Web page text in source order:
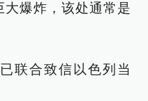
大爆炸，该处通常是
联合致信以色列当